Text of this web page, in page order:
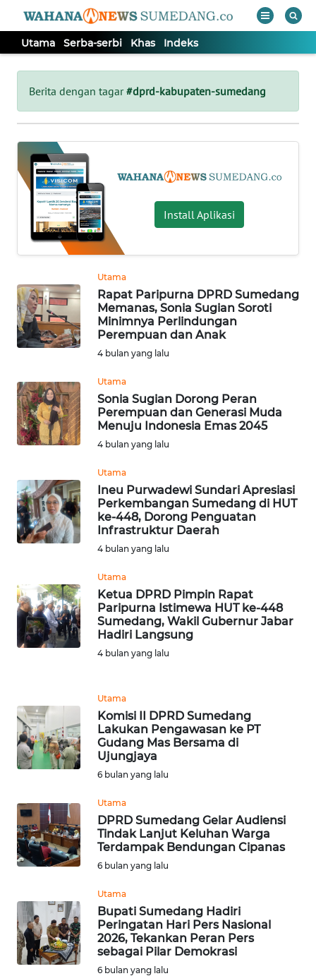
Utama Serba-serbi Khas Indeks
Berita dengan tagar#dprd-kabupaten-sumedang
Install Aplikasi
Utama
Rapat Paripurna DPRD Sumedang
Memanas, Sonia Sugian Soroti
Minimnya Perlindungan
Perempuan dan Anak
4 bulan yang lalu
Utama
Sonia Sugian Dorong Peran
Perempuan dan Generasi Muda
Menuju Indonesia Emas 2045
4 bulan yang lalu
Utama
Ineu Purwadewi Sundari Apresiasi
Perkembangan Sumedang di HUT
ke-448, Dorong Penguatan
Infrastruktur Daerah
4 bulan yang lalu
Utama
Ketua DPRD Pimpin Rapat
Paripurna Istimewa HUT ke-448
Sumedang, Wakil Gubernur Jabar
Hadiri Langsung
4 bulan yang lalu
Utama
Komisi II DPRD Sumedang
Lakukan Pengawasan ke PT
Gudang Mas Bersama di
Ujungjaya
6 bulan yang lalu
Utama
DPRD Sumedang Gelar Audiensi
Tindak Lanjut Keluhan Warga
Terdampak Bendungan Cipanas
6 bulan yang lalu
Utama
Bupati Sumedang Hadiri
Peringatan Hari Pers Nasional
2026, Tekankan Peran Pers
sebagai Pilar Demokrasi
6 bulan yang lalu
Tutup
UTAMA
SERBA-
SERBI
KHAS
Informasi
INDEKS
BERITA
KONTAK
INFO
IKLAN
TENTANG
PEDOMAN
MEDIA
SIBER
KARIR
DISCLAIMER
WN
SUMUT
JAKARTA
WN
JABAR
BANTEN
WN
NTT